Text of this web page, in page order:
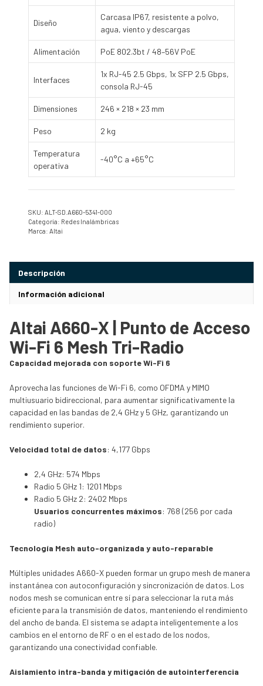
Diseño
Carcasa IP67, resistente a polvo,
agua, viento y descargas
Alimentación PoE 802.3bt / 48–56V PoE
Interfaces
1x RJ-45 2.5 Gbps, 1x SFP 2.5 Gbps,
consola RJ-45
Dimensiones 246 × 218 × 23 mm
Peso 2 kg
Temperatura
operativa
-40°C a +65°C
SKU: ALT-SD.A660-5341-000
Categoría: Redes Inalámbricas
Marca: Altai
Descripción
Información adicional
Altai A660-X | Punto de Acceso
Wi-Fi 6 Mesh Tri-Radio
Capacidad mejorada con soporte Wi-Fi 6
Aprovecha las funciones de Wi-Fi 6, como OFDMA y MIMO
multiusuario bidireccional, para aumentar significativamente la
capacidad en las bandas de 2,4 GHz y 5 GHz, garantizando un
rendimiento superior.
Velocidad total de datos: 4,177 Gbps
2,4 GHz: 574 Mbps
Radio 5 GHz 1: 1201 Mbps
Radio 5 GHz 2: 2402 Mbps
Usuarios concurrentes máximos: 768 (256 por cada
radio)
Tecnología Mesh auto-organizada y auto-reparable
Múltiples unidades A660-X pueden formar un grupo mesh de manera
instantánea con autoconfiguración y sincronización de datos. Los
nodos mesh se comunican entre sí para seleccionar la ruta más
eficiente para la transmisión de datos, manteniendo el rendimiento
del ancho de banda. El sistema se adapta inteligentemente a los
cambios en el entorno de RF o en el estado de los nodos,
garantizando una conectividad confiable.
Aislamiento intra-banda y mitigación de autointerferencia